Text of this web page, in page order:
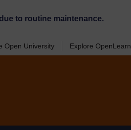
to routine maintenance.
Open University Explore OpenLearn